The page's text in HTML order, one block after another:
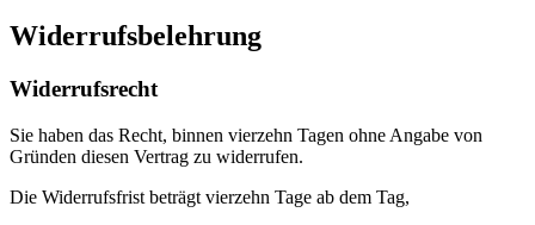
Widerrufsbelehrung
Widerrufsrecht
Sie haben das Recht, binnen vierzehn Tagen ohne Angabe von
Gründen diesen Vertrag zu widerrufen.
Die Widerrufsfrist beträgt vierzehn Tage ab dem Tag,